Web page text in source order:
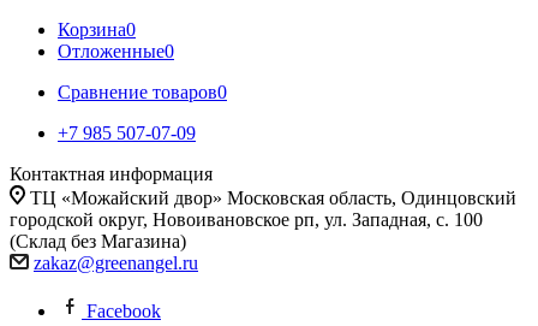
Корзина0
Отложенные0
Сравнение товаров0
+7 985 507-07-09
Контактная информация
ТЦ «Можайский двор» Московская область, Одинцовский
городской округ, Новоивановское рп, ул. Западная, с. 100
(Склад без Магазина)
zakaz@greenangel.ru
Facebook